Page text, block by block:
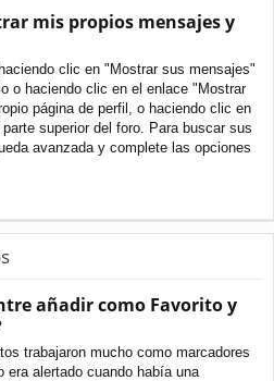
mis propios mensajes y
clic en "Mostrar sus mensajes"
o haciendo clic en el enlace "Mostrar
página de perfil, o haciendo clic en
superior del foro. Para buscar sus
avanzada y complete las opciones
añadir como Favorito y
trabajaron mucho como marcadores
era alertado cuando había una